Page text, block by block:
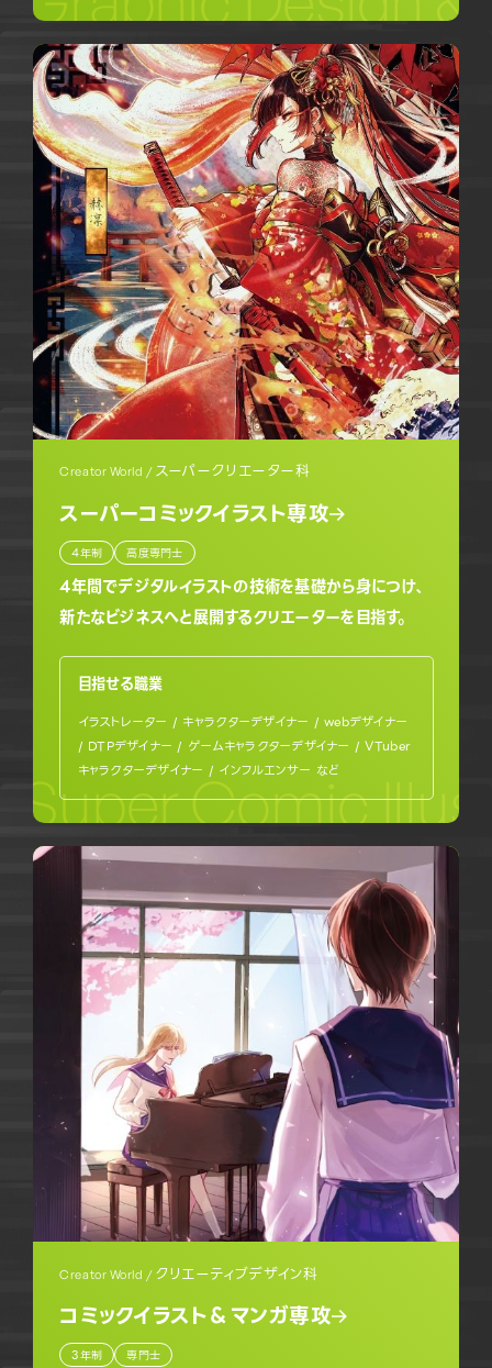
Creator World / スーパークリエーター科
スーパーコミックイラスト専攻
4年制 高度専門士
4年間でデジタルイラストの技術を基礎から身につけ、
新たなビジネスへと展開するクリエーターを目指す。
目指せる職業
イラストレーター / キャラクターデザイナー / webデザイナー
/ DTPデザイナー / ゲームキャラクターデザイナー / VTuber
キャラクターデザイナー / インフルエンサー など
Super Comic
Creator World / クリエーティブデザイン科
コミックイラスト＆マンガ専攻
3年制 専門士